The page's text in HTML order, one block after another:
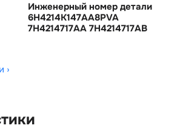
Инженерный номер детали
6H4214K147AA8PVA
7H4214717AA 7H4214717AB
›